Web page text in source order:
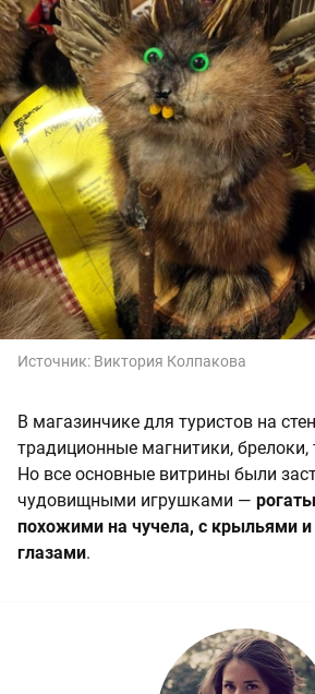
Источник: Виктория Колпакова
В магазинчике для туристов на
традиционные магнитики, брелоки,
Но все основные витрины были
чудовищными игрушками —
похожими на чучела, с крыльями
глазами.